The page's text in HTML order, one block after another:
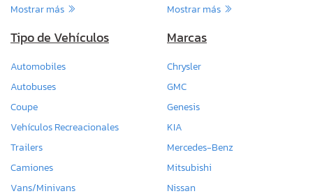
Mostrar más
Mostrar más
Tipo de Vehículos
Automobiles
Autobuses
Coupe
Vehículos Recreacionales
Trailers
Camiones
Vans/Minivans
Marcas
Chrysler
GMC
Genesis
KIA
Mercedes-Benz
Mitsubishi
Nissan